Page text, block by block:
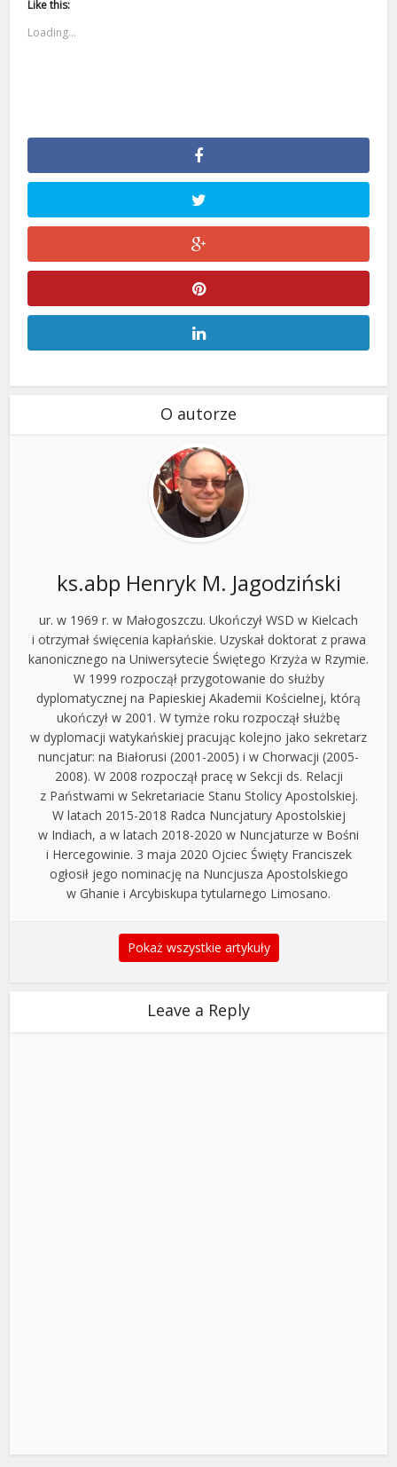
Like this:
Loading...
O autorze
ks.abp Henryk M. Jagodziński
ur. w 1969 r. w Małogoszczu. Ukończył WSD w Kielcach
i otrzymał święcenia kapłańskie. Uzyskał doktorat z prawa
kanonicznego na Uniwersytecie Świętego Krzyża w Rzymie.
W 1999 rozpoczął przygotowanie do służby
dyplomatycznej na Papieskiej Akademii Kościelnej, którą
ukończył w 2001. W tymże roku rozpoczął służbę
w dyplomacji watykańskiej pracując kolejno jako sekretarz
nuncjatur: na Białorusi (2001-2005) i w Chorwacji (2005-
2008). W 2008 rozpoczął pracę w Sekcji ds. Relacji
z Państwami w Sekretariacie Stanu Stolicy Apostolskiej.
W latach 2015-2018 Radca Nuncjatury Apostolskiej
w Indiach, a w latach 2018-2020 w Nuncjaturze w Bośni
i Hercegowinie. 3 maja 2020 Ojciec Święty Franciszek
ogłosił jego nominację na Nuncjusza Apostolskiego
w Ghanie i Arcybiskupa tytularnego Limosano.
Pokaż wszystkie artykuły
Leave a Reply